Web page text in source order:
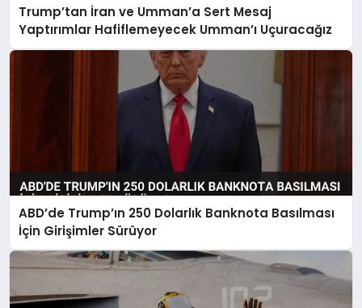
Trump’tan İran ve Umman’a Sert Mesaj
Yaptırımlar Hafiflemeyecek Umman’ı Uçuracağız
ABD’de Trump’ın 250 Dolarlık Banknota Basılması
İçin Girişimler Sürüyor